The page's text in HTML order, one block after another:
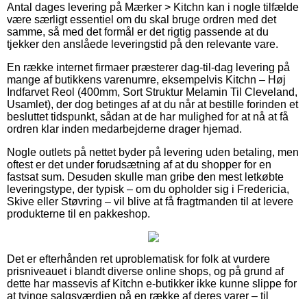
Antal dages levering på Mærker > Kitchn kan i nogle tilfælde
være særligt essentiel om du skal bruge ordren med det
samme, så med det formål er det rigtig passende at du
tjekker den anslåede leveringstid på den relevante vare.
En række internet firmaer præsterer dag-til-dag levering på
mange af butikkens varenumre, eksempelvis Kitchn – Høj
Indfarvet Reol (400mm, Sort Struktur Melamin Til Cleveland,
Usamlet), der dog betinges af at du når at bestille forinden et
besluttet tidspunkt, sådan at de har mulighed for at nå at få
ordren klar inden medarbejderne drager hjemad.
Nogle outlets på nettet byder på levering uden betaling, men
oftest er det under forudsætning af at du shopper for en
fastsat sum. Desuden skulle man gribe den mest letkøbte
leveringstype, der typisk – om du opholder sig i Fredericia,
Skive eller Støvring – vil blive at få fragtmanden til at levere
produkterne til en pakkeshop.
Det er efterhånden ret uproblematisk for folk at vurdere
prisniveauet i blandt diverse online shops, og på grund af
dette har massevis af Kitchn e-butikker ikke kunne slippe for
at tvinge salgsværdien på en række af deres varer – til